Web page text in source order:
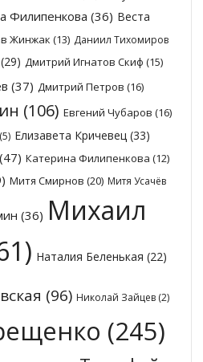
Филипенкова (36) Веста
Жинжак (13) Даниил Тихомиров
(29) Дмитрий Игнатов Скиф (15)
(37) Дмитрий Петров (16)
(106) Евгений Чубаров (16)
Елизавета Кричевец(33)
(47) Катерина Филипенкова (12)
Митя Смирнов (20) Митя Усачёв
(36) Михаил
Наталия Беленькая (22)
(96) Николай Зайцев (2)
(245)